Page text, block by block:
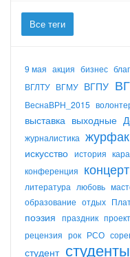
Все теги
9 мая акция бизнес
ВГЛТУ ВГМУ ВГПУ
ВеснаВРН_2015
выставка выходные
журналистика журфак
искусство история
конференция концерт
литература любовь
образование отдых
поэзия праздник проект
рецензия рок РСО
студент студенты